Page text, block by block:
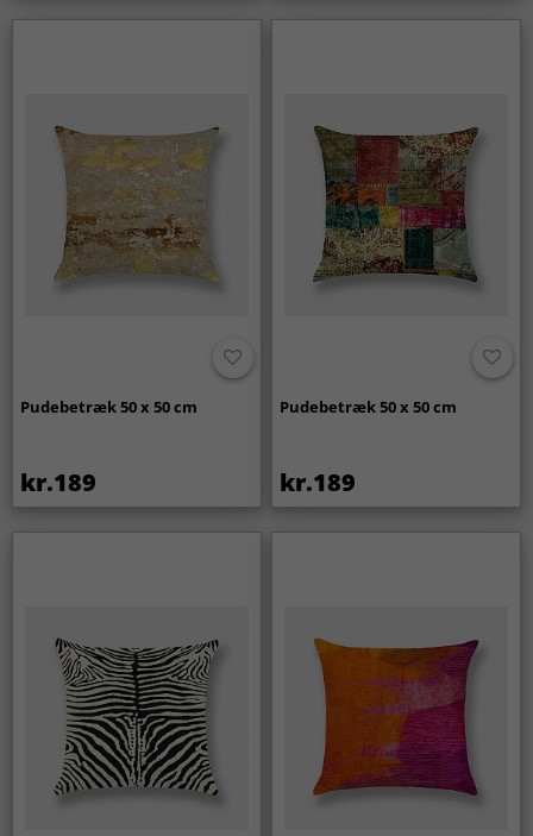
Pudebetræk 50 x 50 cm
kr.189
Pudebetræk 50 x 50 cm
kr.189